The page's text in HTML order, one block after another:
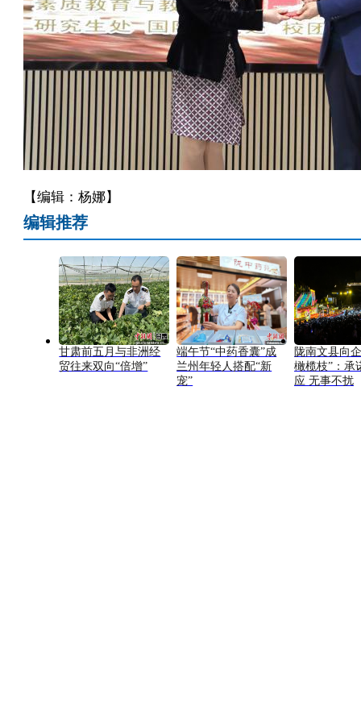
【编辑：杨娜】
编辑推荐
甘肃前五月与非洲经
贸往来双向“倍增”
端午节“中药香囊”成
兰州年轻人搭配“新
宠”
陇南文县向
橄榄枝”：承
应 无事不扰